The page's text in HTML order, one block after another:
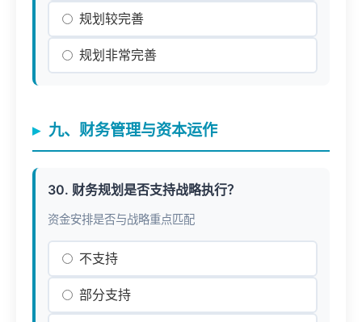
规划较完善
规划非常完善
九、财务管理与资本运作
30. 财务规划是否支持战略执行？
资金安排是否与战略重点匹配
不支持
部分支持